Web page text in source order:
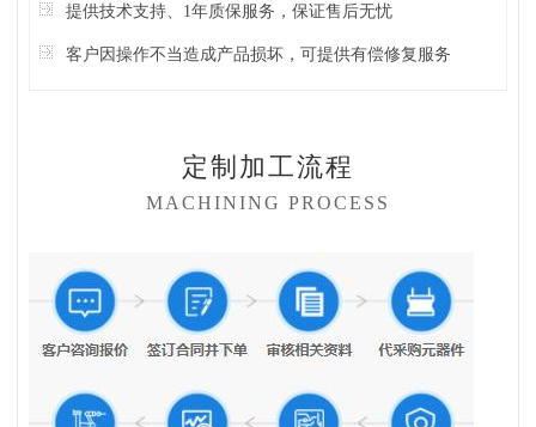
提供技术支持、1年质保服务，保证售后无忧
客户因操作不当造成产品损坏，可提供有偿修复服务
定制加工流程
MACHINING PROCESS